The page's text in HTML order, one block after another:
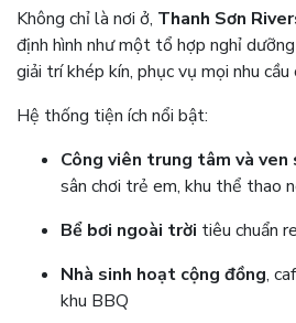
Không chỉ là nơi ở, Thanh Sơn
định hình như một tổ hợp nghỉ
giải trí khép kín, phục vụ mọi nhu cầu
Hệ thống tiện ích nổi bật:
Công viên trung tâm và ven
sân chơi trẻ em, khu thể thao
Bể bơi ngoài trời tiêu chuẩn
Nhà sinh hoạt cộng đồng,
khu BBQ